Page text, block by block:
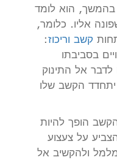
בהמשך, הוא לומד
אליו. כלומר,
קשב וריכוז:
בסביבתו
אל התינוק
יתחדד הקשב שלו
הופך להיות
על צעצוע
ולהקשיב אל